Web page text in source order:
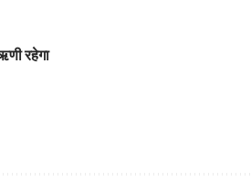
रहेगा